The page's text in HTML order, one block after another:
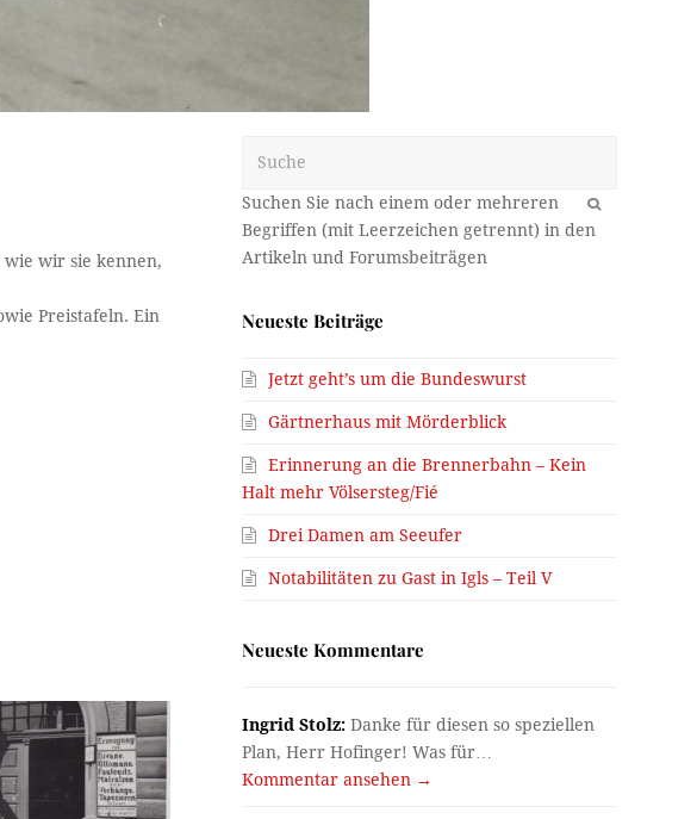
wie wir sie kennen,
Preistafeln. Ein
OK
Neueste Beiträge
Jetzt geht’s um die Bundeswurst
Gärtnerhaus mit Mörderblick
Erinnerung an die Brennerbahn – Kein
Halt mehr Völsersteg/Fié
Drei Damen am Seeufer
Notabilitäten zu Gast in Igls – Teil V
Neueste Kommentare
Ingrid Stolz: Danke für diesen so speziellen
Plan, Herr Hofinger! Was für…
Kommentar ansehen →